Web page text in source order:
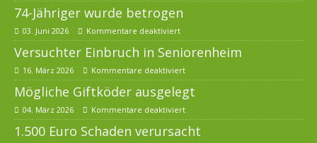
74-Jähriger wurde betrogen
03. Juni 2026 Kommentare deaktiviert
Versuchter Einbruch in Seniorenheim
16. März 2026 Kommentare deaktiviert
Mögliche Giftköder ausgelegt
04. März 2026 Kommentare deaktiviert
1.500 Euro Schaden verursacht